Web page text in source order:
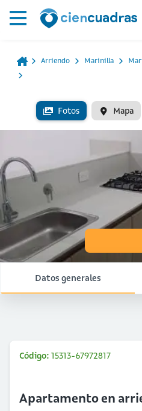
Arriendo Marinilla
Fotos Mapa
Datos generales
Código: 15313-67972817
Apartamento en